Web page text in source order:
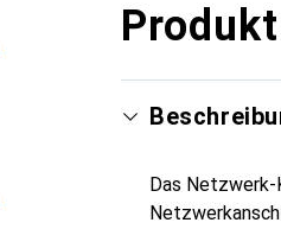
Das Netzwerk-